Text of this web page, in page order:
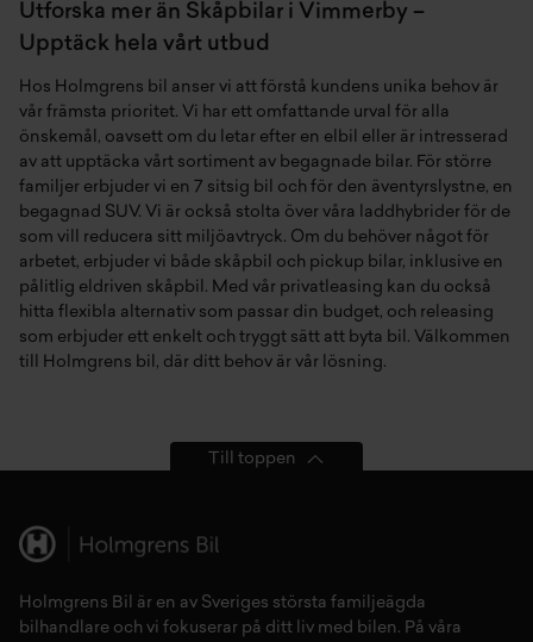
Utforska mer än Skåpbilar i Vimmerby –
Upptäck hela vårt utbud
Hos Holmgrens bil anser vi att förstå kundens unika behov är
vår främsta prioritet. Vi har ett omfattande urval för alla
önskemål, oavsett om du letar efter en elbil eller är intresserad
av att upptäcka vårt sortiment av begagnade bilar. För större
familjer erbjuder vi en 7 sitsig bil och för den äventyrslystne, en
begagnad SUV. Vi är också stolta över våra laddhybrider för de
som vill reducera sitt miljöavtryck. Om du behöver något för
arbetet, erbjuder vi både skåpbil och pickup bilar, inklusive en
pålitlig eldriven skåpbil. Med vår privatleasing kan du också
hitta flexibla alternativ som passar din budget, och releasing
som erbjuder ett enkelt och tryggt sätt att byta bil. Välkommen
till Holmgrens bil, där ditt behov är vår lösning.
Till toppen
Holmgrens Bil är en av Sveriges största familjeägda
bilhandlare och vi fokuserar på ditt liv med bilen. På våra